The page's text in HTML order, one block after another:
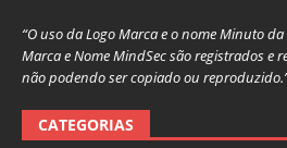
“O uso da Logo Marca e o nome Minuto
Marca e Nome MindSec são registrados e
não podendo ser copiado ou
CATEGORIAS